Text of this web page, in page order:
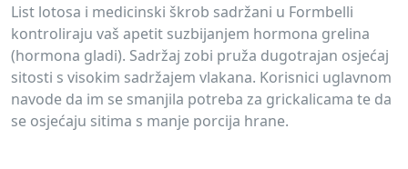
List lotosa i medicinski škrob sadržani u Formbelli
kontroliraju vaš apetit suzbijanjem hormona grelina
(hormona gladi). Sadržaj zobi pruža dugotrajan osjećaj
sitosti s visokim sadržajem vlakana. Korisnici uglavnom
navode da im se smanjila potreba za grickalicama te da
se osjećaju sitima s manje porcija hrane.